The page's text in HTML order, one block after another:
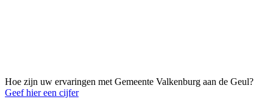
Hoe zijn uw ervaringen met Gemeente Valkenburg aan de Geul?
Geef hier een cijfer